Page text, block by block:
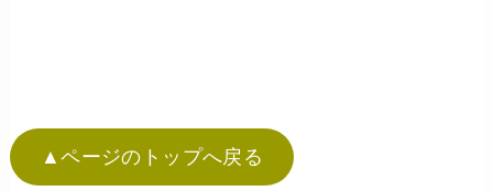
▲ページのトップへ戻る